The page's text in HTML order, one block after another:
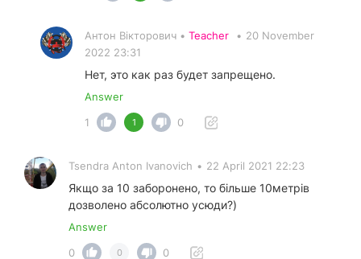
Антон Вікторович • Teacher • 20 November
2022 23:31
Нет, это как раз будет запрещено.
Answer
1
1 0
Tsendra Anton Ivanovich • 22 April 2021 22:23
Якщо за 10 заборонено, то більше 10метрів
дозволено абсолютно усюди?)
Answer
0
0 0